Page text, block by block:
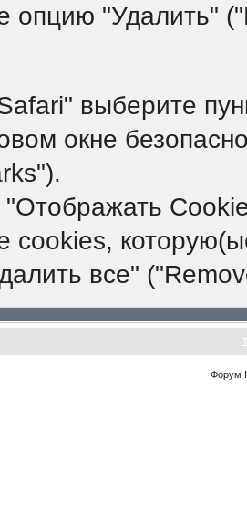
опцию "Удалить"
выберите
окне
cookies,
все"
Форум